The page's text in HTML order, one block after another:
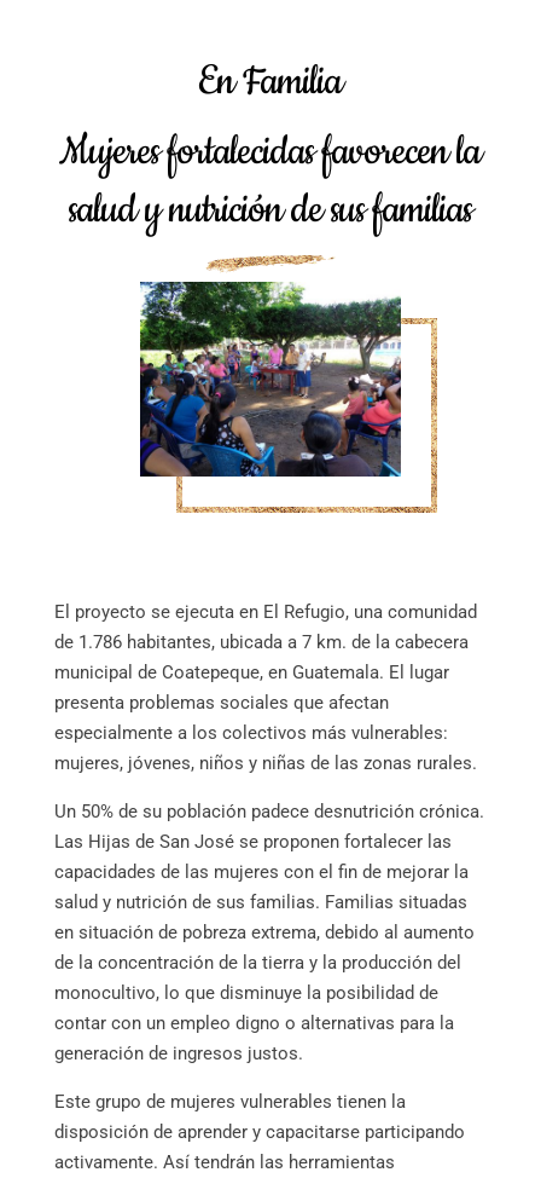
En Familia
Mujeres fortalecidas favorecen la
salud y nutrición de sus familias
El proyecto se ejecuta en El Refugio, una comunidad
de 1.786 habitantes, ubicada a 7 km. de la cabecera
municipal de Coatepeque, en Guatemala. El lugar
presenta problemas sociales que afectan
especialmente a los colectivos más vulnerables:
mujeres, jóvenes, niños y niñas de las zonas rurales.
Un 50% de su población padece desnutrición crónica.
Las Hijas de San José se proponen fortalecer las
capacidades de las mujeres con el fin de mejorar la
salud y nutrición de sus familias. Familias situadas
en situación de pobreza extrema, debido al aumento
de la concentración de la tierra y la producción del
monocultivo, lo que disminuye la posibilidad de
contar con un empleo digno o alternativas para la
generación de ingresos justos.
Este grupo de mujeres vulnerables tienen la
disposición de aprender y capacitarse participando
activamente. Así tendrán las herramientas